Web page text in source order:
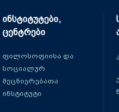
ინსტიტუტები,
ცენტრები
ფილოსოფიისა და
სოციალურ
მეცნიერებათა
ინსტიტუტი